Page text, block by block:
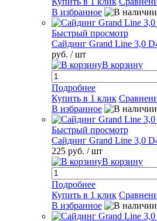
В избранное
Быстрый просмотр
Сайдинг Grand Line 3,0
руб. / шт
В корзину
Подробнее
Купить в 1 клик
В избранное
Быстрый просмотр
Сайдинг Grand Line 3,0
225 руб. / шт
В корзину
Подробнее
Купить в 1 клик
В избранное